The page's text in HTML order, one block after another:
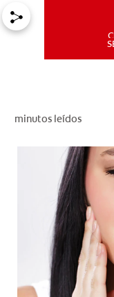
minutos leídos